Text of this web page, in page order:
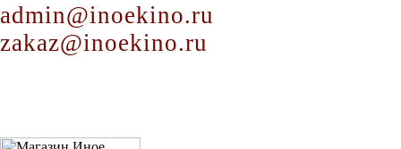
admin@inoekino.ru
zakaz@inoekino.ru